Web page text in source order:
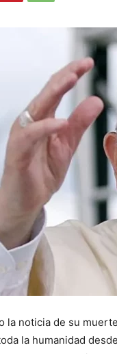
la noticia de su
la humanidad